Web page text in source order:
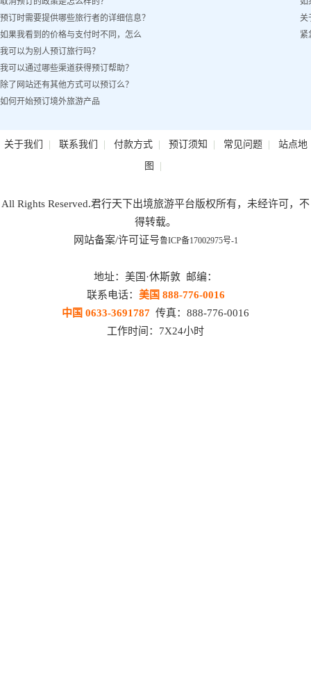
客姓名）怎么办？
预订时需要提供哪些旅行者的详细信息？
如果我看到的价格与支付时不同，怎么
办？
我可以为别人预订旅行吗？
我可以通过哪些渠道获得预订帮助？
除了网站还有其他方式可以预订么？
如何开始预订境外旅游产品
关
紧
关于我们 | 联系我们 | 付款方式| 预订须知 | 常见问题| 站点地
图 |
All Rights Reserved.君行天下出境旅游平台版权所有，未经许可，不
得转载。
网站备案/许可证号鲁ICP备17002975号-1
地址：美国·休斯敦 邮编：
联系电话： 美国 888-776-0016
中国 0633-3691787 传真：888-776-0016
工作时间：7X24小时